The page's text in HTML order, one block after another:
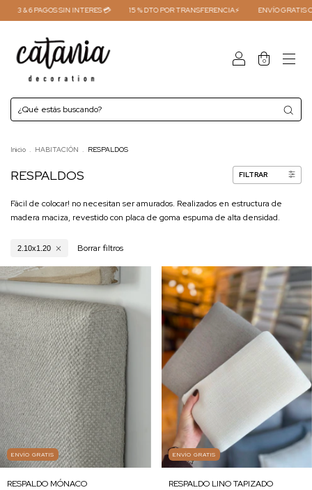
3 & 6 PAGOS SIN INTERES 💳 15 % DTO POR TRANSFERENCIA⚡ ENVÍO GRATIS
0
Inicio . HABITACIÓN . RESPALDOS
RESPALDOS FILTRAR
Fácil de colocar! no necesitan ser amurados. Realizados en estructura de
madera maciza, revestido con placa de goma espuma de alta densidad.
2.10x1.20 Borrar filtros
ENVÍO GRATIS
RESPALDO MÓNACO
ENVÍO GRATIS
RESPALDO LINO TAPIZADO